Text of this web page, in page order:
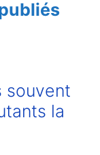
souvent
la